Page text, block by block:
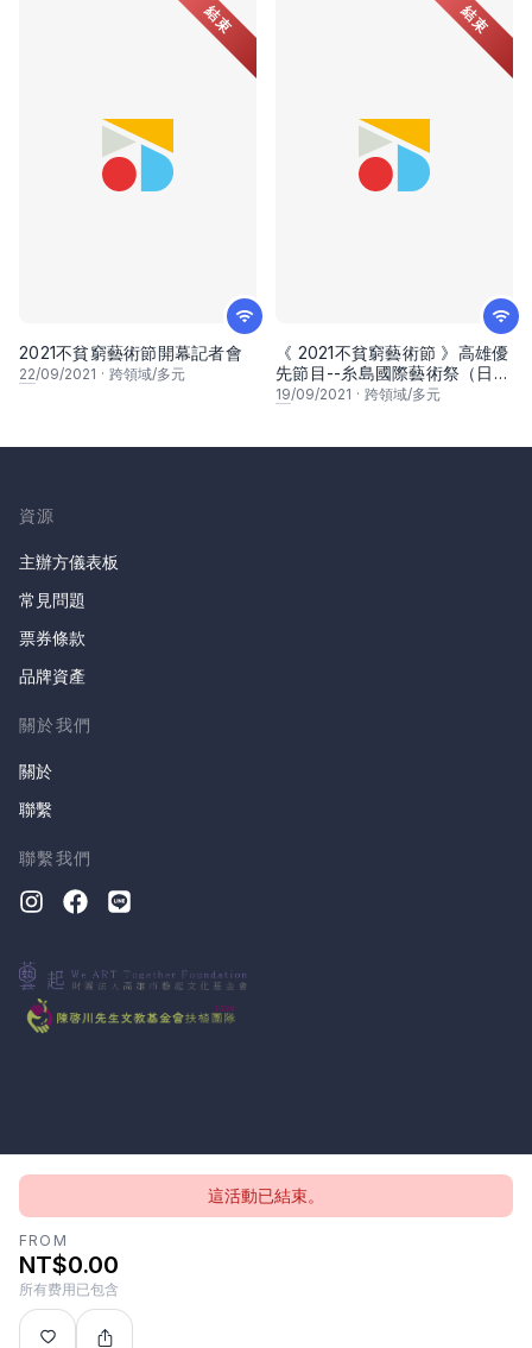
這活動已結束。
FROM
NT$0.00
所有费用已包含
結束
2021不貧窮藝術節開幕記者會
22/09/2021 · 跨領域/多元
結束
《 2021不貧窮藝術節 》高雄優
先節目--糸島國際藝術祭（日
本） 線上分享會
19/09/2021 · 跨領域/多元
資源
主辦方儀表板
常見問題
票券條款
品牌資產
關於我們
關於
聯繫
聯繫我們
版權所有 © 2026, CloudTheatre Sdn. Bhd.